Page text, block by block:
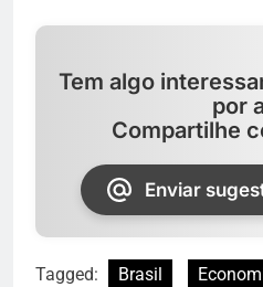
Tem algo
por
Compartilhe
Enviar
Tagged: Brasil